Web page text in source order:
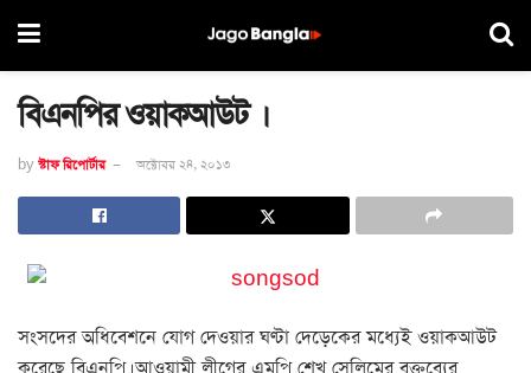
বিএনপির ওয়াকআউট ।
by স্টাফ রিপোর্টার অক্টোবর ২৪, ২০১৩
সংসদের অধিবেশনে যোগ দেওয়ার ঘণ্টা দেড়েকের মধ্যেই ওয়াকআউট